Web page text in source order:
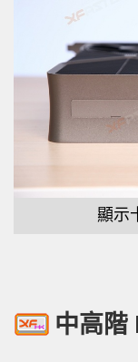
顯示
中高階